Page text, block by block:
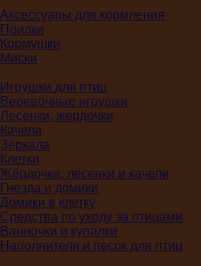
Аксессуары для кормления
Поилки
Кормушки
Миски
Игрушки для птиц
Веревочные игрушки
Лесенки, жердочки
Качели
Зеркала
Клетки
Жёрдочки, лесенки и качели
Гнезда и домики
Домики в клетку
Средства по уходу за птицами
Ванночки и купалки
Наполнители и песок для птиц